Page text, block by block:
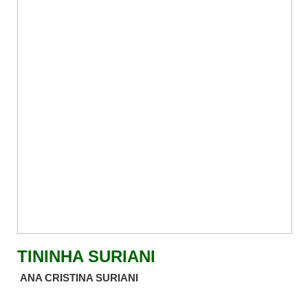
TININHA SURIANI
ANA CRISTINA SURIANI